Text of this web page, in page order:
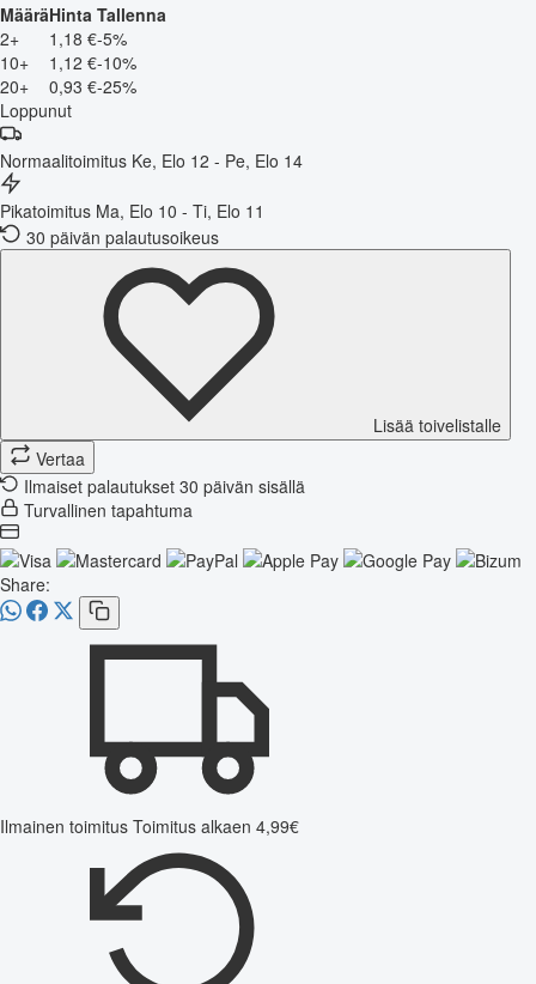
MääräHinta Tallenna
2+
1,18 €-5%
10+
1,12 €-10%
20+
0,93 €-25%
Loppunut
Normaalitoimitus Ke, Elo 12 - Pe, Elo 14
Pikatoimitus Ma, Elo 10 - Ti, Elo 11
30 päivän palautusoikeus
Lisää toivelistalle
Vertaa
Ilmaiset palautukset 30 päivän sisällä
Turvallinen tapahtuma
Share:
Ilmainen toimitus Toimitus alkaen 4,99€